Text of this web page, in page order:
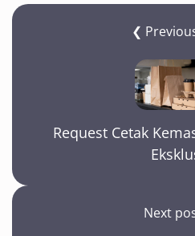
❮
Request Cetak
Next